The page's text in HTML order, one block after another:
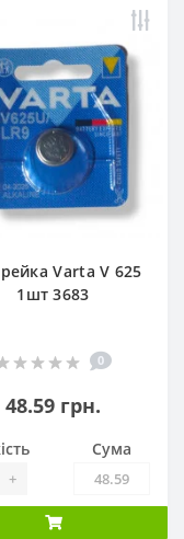
Varta V 625
1шт 3683
0
48.59 грн.
+
Сума